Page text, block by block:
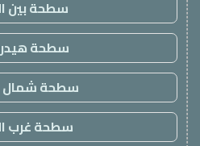
سطحة بين
سطحة
سطحة شمال
سطحة غرب